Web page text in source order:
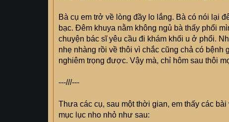
Bà cụ em trở về lòng đầy lo lắng. Bà có nói lại
bạc. Đêm khuya nằm không ngủ bà thấy phổi
chuyện bác sĩ yêu cầu đi khám khối u ở phổi.
nhẹ nhàng rồi về thôi vì chắc cũng chả có bệnh
nghiêm trọng được. Vậy mà, chỉ hôm sau thôi
---///---
Thưa các cụ, sau một thời gian, em thấy các
mục lục nho nhỏ như sau: